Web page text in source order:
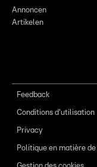
Annoncen
Artikelen
Feedback
Conditions d'utilisation
Privacy
Politique en matière